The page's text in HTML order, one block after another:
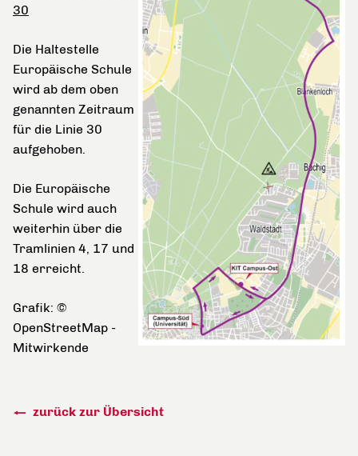
30
Die Haltestelle
Europäische Schule
wird ab dem oben
genannten Zeitraum
für die Linie 30
aufgehoben.
Die Europäische
Schule wird auch
weiterhin über die
Tramlinien 4, 17 und
18 erreicht.
Grafik: ©
OpenStreetMap -
Mitwirkende
zurück zur Übersicht